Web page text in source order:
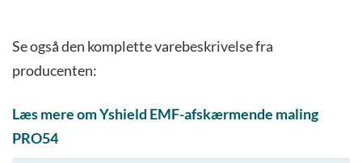
Se også den komplette varebeskrivelse fra
producenten:
Læs mere om Yshield EMF-afskærmende maling
PRO54